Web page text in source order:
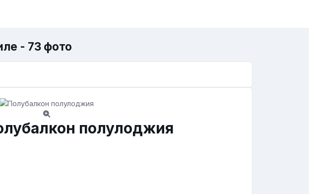
- 73 фото
полулоджия